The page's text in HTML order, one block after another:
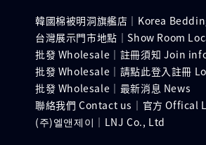
韓國棉被明洞旗艦店｜Korea
台灣展示門市地點｜Show Room
批發 Wholesale｜註冊須知 Join
批發 Wholesale｜請點此登入註冊
批發 Wholesale｜最新消息 News
聯絡我們 Contact us｜官方 Offical
(주)엘앤제이｜LNJ Co., Ltd